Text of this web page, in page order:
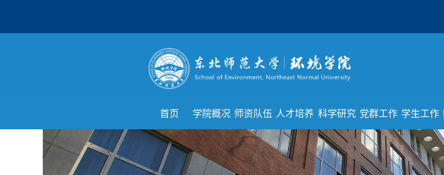
首页 学院概况 师资队伍 人才培养 科学研究 党群工作 学生工作